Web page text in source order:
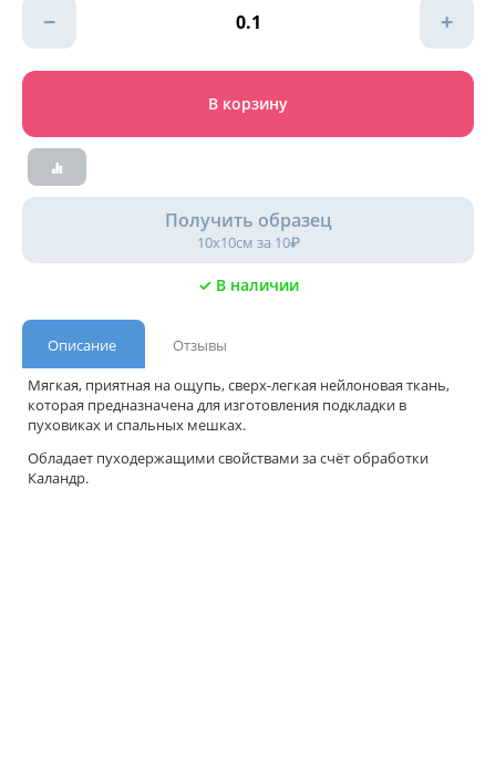
− +
В корзину
Получить образец
10х10см за 10₽
✓ В наличии
Описание
Отзывы
Мягкая, приятная на ощупь, сверх-легкая нейлоновая ткань,
которая предназначена для изготовления подкладки в
пуховиках и спальных мешках.
Обладает пуходержащими свойствами за счёт обработки
Каландр.